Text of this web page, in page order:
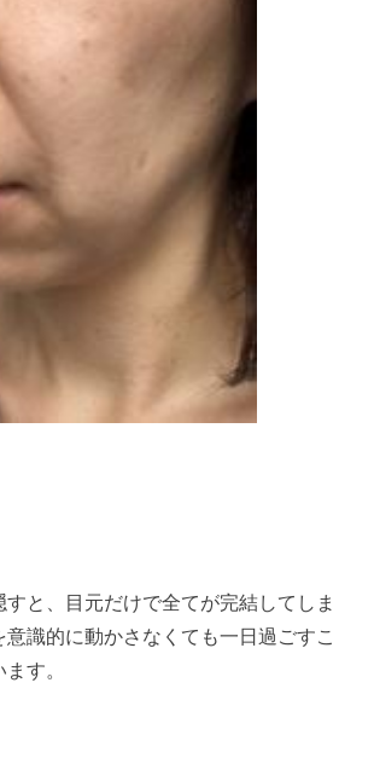
と、目元だけで全てが完結してしま
意識的に動かさなくても一日過ごすこ
す。